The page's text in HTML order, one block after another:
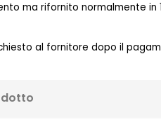
ma rifornito normalmente in
al fornitore dopo il